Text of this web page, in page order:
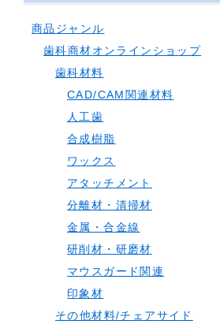
商品ジャンル
歯科商材オンラインショップ
歯科材料
CAD/CAM関連材料
人工歯
合成樹脂
ワックス
アタッチメント
分離材・清掃材
金属・合金線
研削材・研磨材
マウスガード関連
印象材
その他材料/チェアサイド